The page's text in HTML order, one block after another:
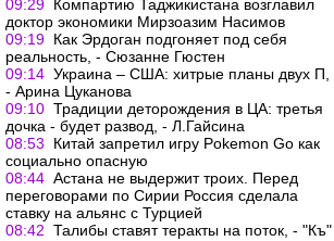
09:29 Компартию Таджикистана возглавил
доктор экономики Мирзоазим Насимов
09:19 Как Эрдоган подгоняет под себя
реальность, - Сюзанне Гюстен
09:14 Украина – США: хитрые планы двух П,
- Арина Цуканова
09:10 Традиции деторождения в ЦА: третья
дочка - будет развод, - Л.Гайсина
08:53
Китай запретил игру Pokemon Go как
социально опасную
08:44 Астана не выдержит троих. Перед
переговорами по Сирии Россия сделала
ставку на альянс с Турцией
08:42 Талибы ставят теракты на поток, - "Къ"